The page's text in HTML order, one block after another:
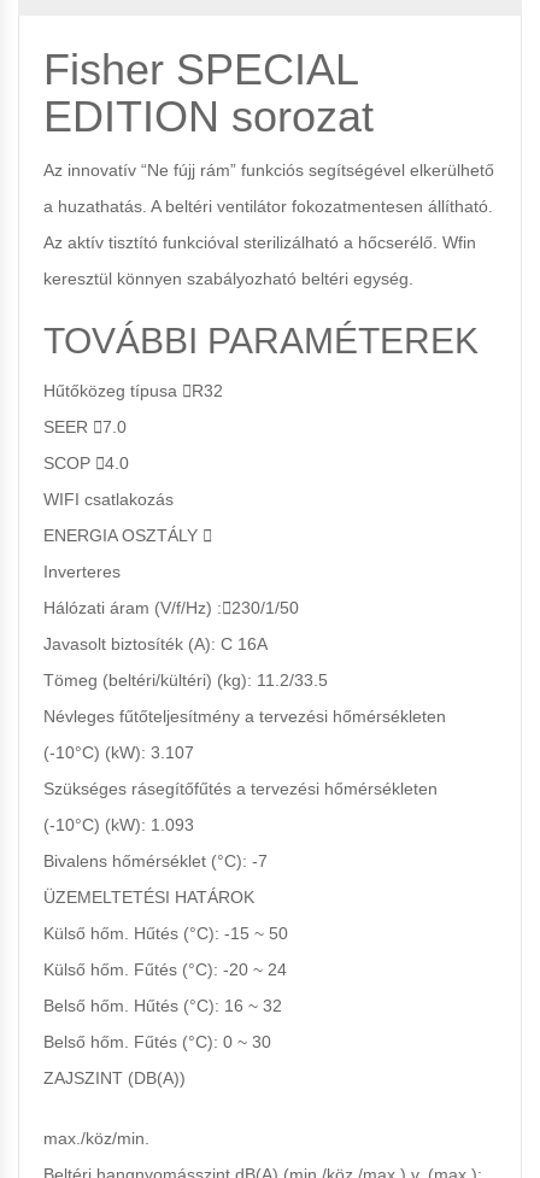
Fisher SPECIAL
EDITION sorozat
Az innovatív “Ne fújj rám” funkciós segítségével elkerülhető
a huzathatás. A beltéri ventilátor fokozatmentesen állítható.
Az aktív tisztító funkcióval sterilizálható a hőcserélő. Wfin
keresztül könnyen szabályozható beltéri egység.
TOVÁBBI PARAMÉTEREK
Hűtőközeg típusa
R32
SEER
7.0
SCOP
4.0
WIFI csatlakozás
ENERGIA OSZTÁLY
Inverteres
Hálózati áram (V/f/Hz) :
230/1/50
Javasolt biztosíték (A): C 16A
Tömeg (beltéri/kültéri) (kg): 11.2/33.5
Névleges fűtőteljesítmény a tervezési hőmérsékleten
(-10°C) (kW): 3.107
Szükséges rásegítőfűtés a tervezési hőmérsékleten
(-10°C) (kW): 1.093
Bivalens hőmérséklet (°C): -7
ÜZEMELTETÉSI HATÁROK
Külső hőm. Hűtés (°C): -15 ~ 50
Külső hőm. Fűtés (°C): -20 ~ 24
Belső hőm. Hűtés (°C): 16 ~ 32
Belső hőm. Fűtés (°C): 0 ~ 30
ZAJSZINT (DB(A))
max./köz/min.